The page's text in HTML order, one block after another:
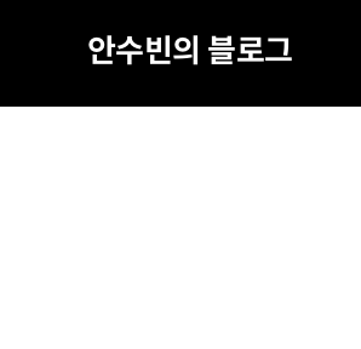
안수빈의 블로그